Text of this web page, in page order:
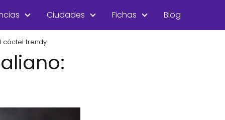
Ciudades Fichas Blog
cóctel trendy